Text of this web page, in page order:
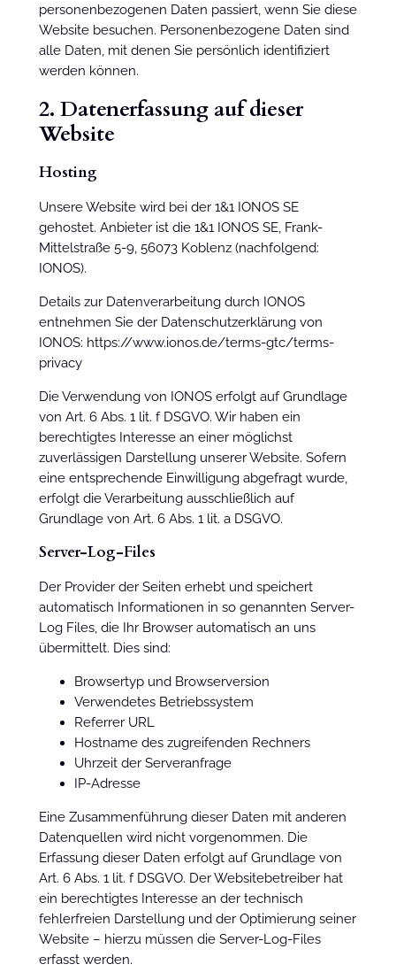
personenbezogenen Daten passiert, wenn Sie diese
Website besuchen. Personenbezogene Daten sind
alle Daten, mit denen Sie persönlich identifiziert
werden können.
2. Datenerfassung auf dieser
Website
Hosting
Unsere Website wird bei der 1&1 IONOS SE
gehostet. Anbieter ist die 1&1 IONOS SE, Frank-
Mittelstraße 5-9, 56073 Koblenz (nachfolgend:
IONOS).
Details zur Datenverarbeitung durch IONOS
entnehmen Sie der Datenschutzerklärung von
IONOS: https://www.ionos.de/terms-gtc/terms-
privacy
Die Verwendung von IONOS erfolgt auf Grundlage
von Art. 6 Abs. 1 lit. f DSGVO. Wir haben ein
berechtigtes Interesse an einer möglichst
zuverlässigen Darstellung unserer Website. Sofern
eine entsprechende Einwilligung abgefragt wurde,
erfolgt die Verarbeitung ausschließlich auf
Grundlage von Art. 6 Abs. 1 lit. a DSGVO.
Server-Log-Files
Der Provider der Seiten erhebt und speichert
automatisch Informationen in so genannten Server-
Log Files, die Ihr Browser automatisch an uns
übermittelt. Dies sind:
Browsertyp und Browserversion
Verwendetes Betriebssystem
Referrer URL
Hostname des zugreifenden Rechners
Uhrzeit der Serveranfrage
IP-Adresse
Eine Zusammenführung dieser Daten mit anderen
Datenquellen wird nicht vorgenommen. Die
Erfassung dieser Daten erfolgt auf Grundlage von
Art. 6 Abs. 1 lit. f DSGVO. Der Websitebetreiber hat
ein berechtigtes Interesse an der technisch
fehlerfreien Darstellung und der Optimierung seiner
Website – hierzu müssen die Server-Log-Files
erfasst werden.